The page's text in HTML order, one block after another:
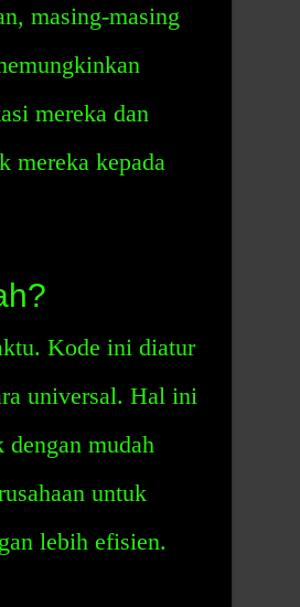
masing-masing
mereka dan
mereka kepada
Kode ini diatur
universal. Hal ini
dengan mudah
untuk
lebih efisien.